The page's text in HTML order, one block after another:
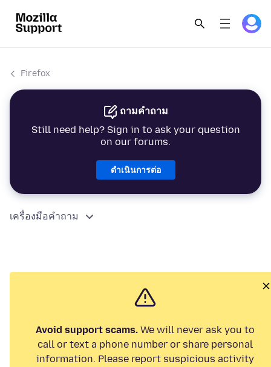
Firefox
ถามคำถาม
Still need help? Sign in to ask your question
on our forums.
ดำเนินการต่อ
เครื่องมือคำถาม
Avoid support scams. We will never ask you to
call or text a phone number or share personal
information. Please report suspicious activity